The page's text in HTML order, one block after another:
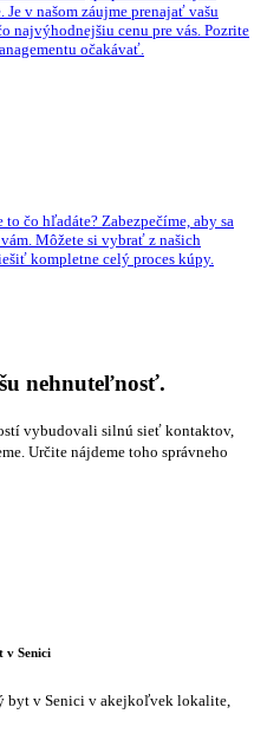
v našom záujme prenajať vašu
najvýhodnejšiu cenu pre vás. Pozrite
očakávať.
čo hľadáte? Zabezpečíme, aby sa
Môžete si vybrať z našich
kompletne celý proces kúpy.
nehnuteľnosť.
vybudovali silnú sieť kontaktov,
Určite nájdeme toho správneho
v Senici
byt v Senici v akejkoľvek lokalite,